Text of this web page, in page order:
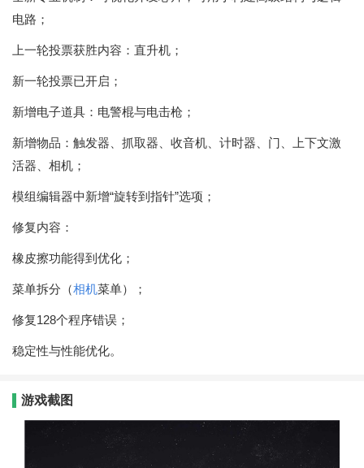
电路；
上一轮投票获胜内容：直升机；
新一轮投票已开启；
新增电子道具：电警棍与电击枪；
新增物品：触发器、抓取器、收音机、计时器、门、上下文激
活器、相机；
模组编辑器中新增“旋转到指针”选项；
修复内容：
橡皮擦功能得到优化；
菜单拆分（相机菜单）；
修复128个程序错误；
稳定性与性能优化。
游戏截图